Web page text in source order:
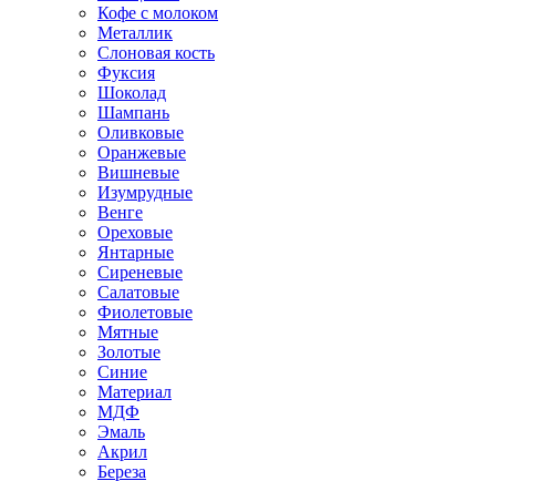
Кофе с молоком
Металлик
Слоновая кость
Фуксия
Шоколад
Шампань
Оливковые
Оранжевые
Вишневые
Изумрудные
Венге
Ореховые
Янтарные
Сиреневые
Салатовые
Фиолетовые
Мятные
Золотые
Синие
Материал
МДФ
Эмаль
Акрил
Береза